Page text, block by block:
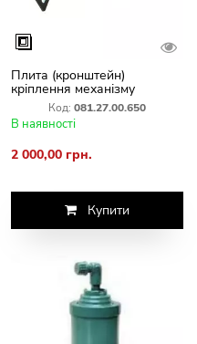
Плита (кронштейн)
кріплення механізму
приводу ножа Шумахер
Дон, Акрос, Вектор
081.27.00.650
Код: 081.27.00.650
В наявності
2 000,00 грн.
Купити